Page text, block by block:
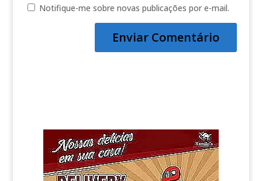
Notifique-me sobre novas publicações por e-mail.